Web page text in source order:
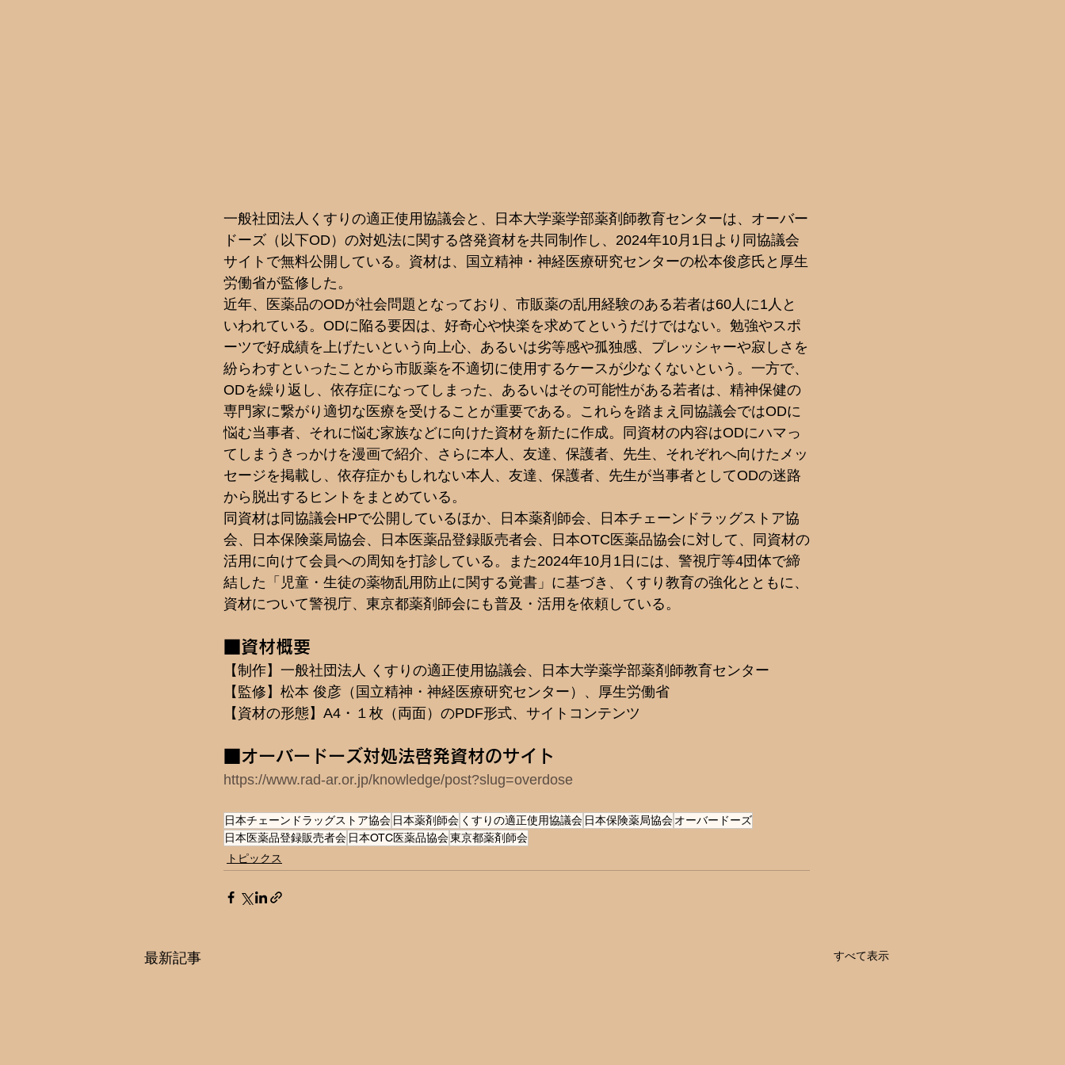
一般社団法人くすりの適正使用協議会と、日本大学薬学部薬剤師教育センターは、オーバー
ドーズ（以下OD）の対処法に関する啓発資材を共同制作し、2024年10月1日より同協議会
サイトで無料公開している。資材は、国立精神・神経医療研究センターの松本俊彦氏と厚生
労働省が監修した。
近年、医薬品のODが社会問題となっており、市販薬の乱用経験のある若者は60人に1人と
いわれている。ODに陥る要因は、好奇心や快楽を求めてというだけではない。勉強やスポ
ーツで好成績を上げたいという向上心、あるいは劣等感や孤独感、プレッシャーや寂しさを
紛らわすといったことから市販薬を不適切に使用するケースが少なくないという。一方で、
ODを繰り返し、依存症になってしまった、あるいはその可能性がある若者は、精神保健の
専門家に繋がり適切な医療を受けることが重要である。これらを踏まえ同協議会ではODに
悩む当事者、それに悩む家族などに向けた資材を新たに作成。同資材の内容はODにハマっ
てしまうきっかけを漫画で紹介、さらに本人、友達、保護者、先生、それぞれへ向けたメッ
セージを掲載し、依存症かもしれない本人、友達、保護者、先生が当事者としてODの迷路
から脱出するヒントをまとめている。
同資材は同協議会HPで公開しているほか、日本薬剤師会、日本チェーンドラッグストア協
会、日本保険薬局協会、日本医薬品登録販売者会、日本OTC医薬品協会に対して、同資材の
活用に向けて会員への周知を打診している。また2024年10月1日には、警視庁等4団体で締
結した「児童・生徒の薬物乱用防止に関する覚書」に基づき、くすり教育の強化とともに、
資材について警視庁、東京都薬剤師会にも普及・活用を依頼している。
■資材概要
【制作】一般社団法人 くすりの適正使用協議会、日本大学薬学部薬剤師教育センター
【監修】松本 俊彦（国立精神・神経医療研究センター）、厚生労働省
【資材の形態】A4・１枚（両面）のPDF形式、サイトコンテンツ
■オーバードーズ対処法啓発資材のサイト
https://www.rad-ar.or.jp/knowledge/post?slug=overdose
日本チェーンドラッグストア協会 日本薬剤師会 くすりの適正使用協議会 日本保険薬局協会オーバードーズ
日本医薬品登録販売者会 日本OTC医薬品協会東京都薬剤師会
トピックス
最新記事 すべて表示